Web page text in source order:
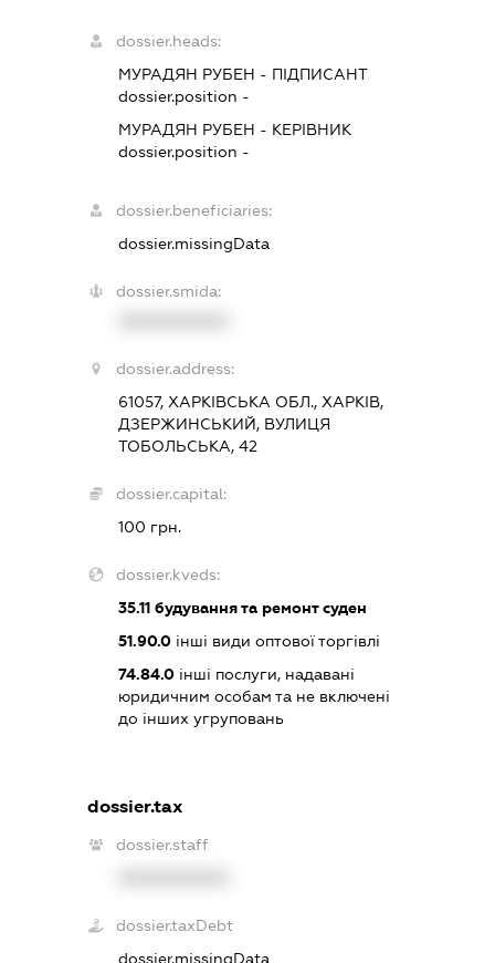
dossier.heads:
МУРАДЯН РУБЕН - ПІДПИСАНТ
dossier.position -
МУРАДЯН РУБЕН - КЕРІВНИК
dossier.position -
dossier.beneficiaries:
dossier.missingData
dossier.smida:
dossier.address:
61057, ХАРКІВСЬКА ОБЛ., ХАРКІВ,
ДЗЕРЖИНСЬКИЙ, ВУЛИЦЯ
ТОБОЛЬСЬКА, 42
dossier.capital:
100 грн.
dossier.kveds:
35.11 будування та ремонт суден
51.90.0 інші види оптової торгівлі
74.84.0 інші послуги, надавані
юридичним особам та не включені
до інших угруповань
dossier.tax
dossier.staff
dossier.taxDebt
dossier.missingData